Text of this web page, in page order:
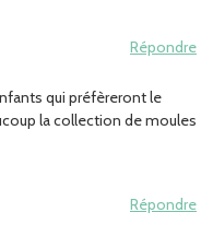
Répondre
qui préfèreront le
la collection de moules
Répondre